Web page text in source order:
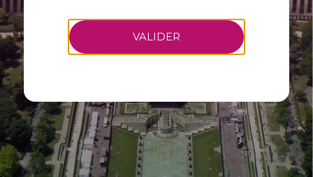
VALIDER